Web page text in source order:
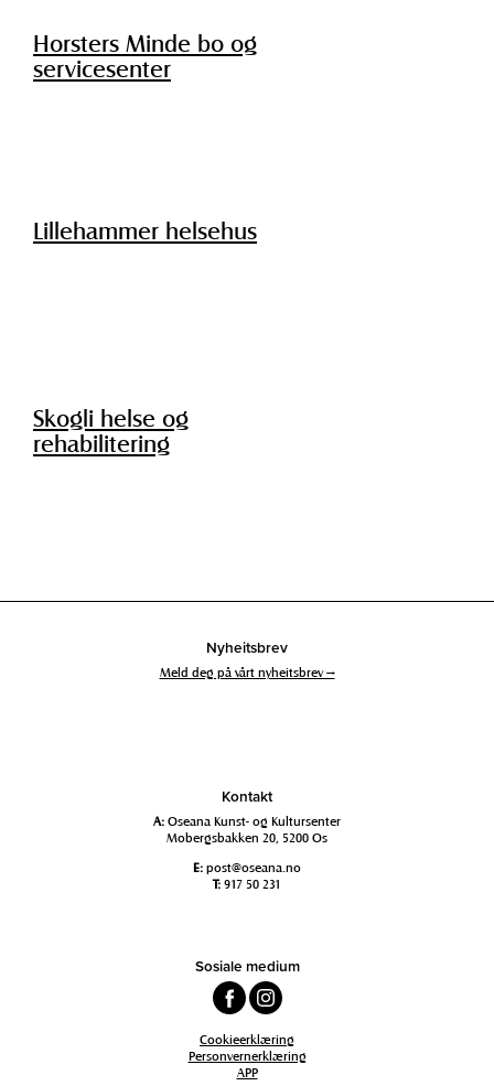
Horsters Minde bo og
servicesenter
Lillehammer helsehus
Skogli helse og
rehabilitering
Nyheitsbrev
Meld deg på vårt nyheitsbrev →
Kontakt
A: Oseana Kunst- og Kultursenter
Mobergsbakken 20, 5200 Os
E: post@oseana.no
T: 917 50 231
Sosiale medium
Cookieerklæring
Personvernerklæring
APP